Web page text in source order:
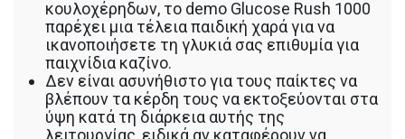
κουλοχέρηδων, το demo Glucose Rush 1000
παρέχει μια τέλεια παιδική χαρά για να
ικανοποιήσετε τη γλυκιά σας επιθυμία για
παιχνίδια καζίνο.
Δεν είναι ασυνήθιστο για τους παίκτες να
βλέπουν τα κέρδη τους να εκτοξεύονται στα
ύψη κατά τη διάρκεια αυτής της
λειτουργίας, ειδικά αν καταφέρουν να